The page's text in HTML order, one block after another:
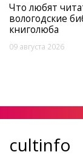
Что любят
вологодские
книголюба
09 августа 2026
cultinfo